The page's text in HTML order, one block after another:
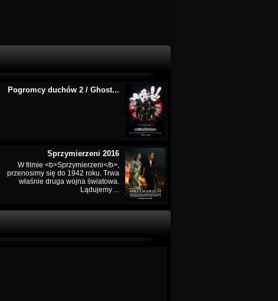
Pogromcy duchów 2 / Ghost...
Sprzymierzeni 2016
W filmie <b>Sprzymierzeni</b>,
przenosimy się do 1942 roku. Trwa
właśnie druga wojna światowa.
Lądujemy ...